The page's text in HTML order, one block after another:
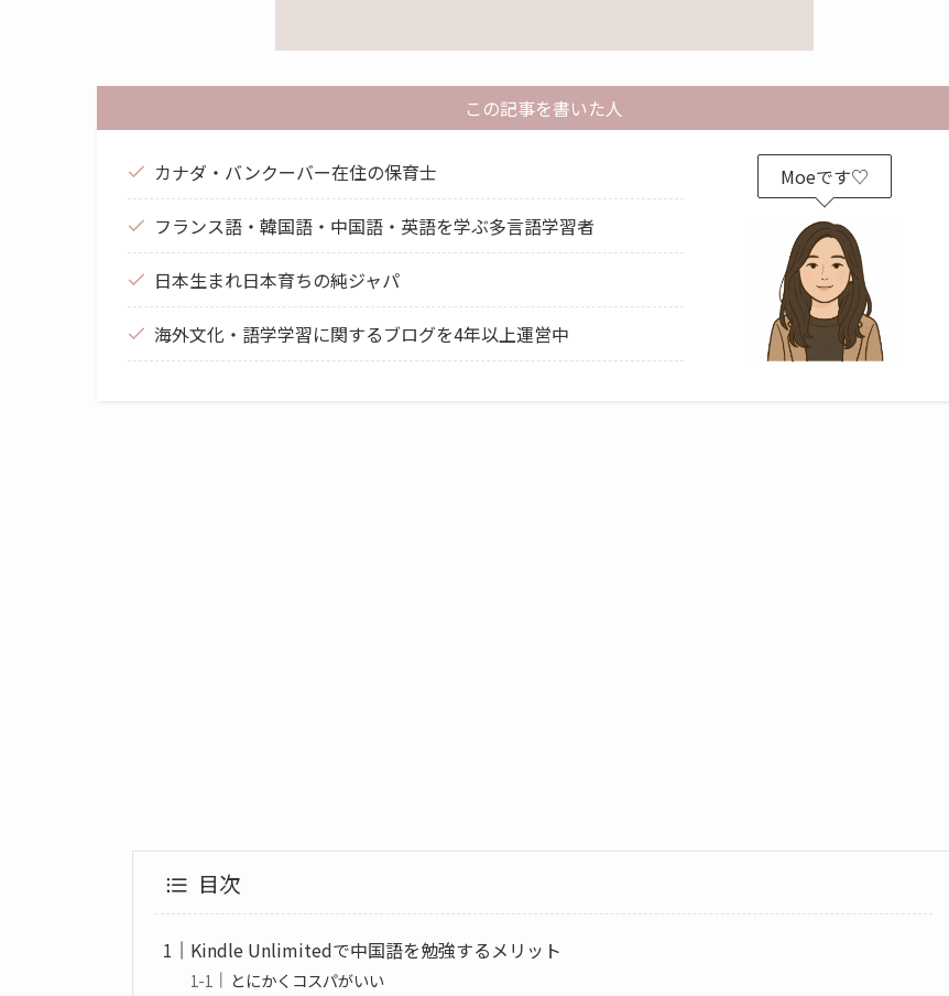
この記事を書いた人
カナダ・バンクーバー在住の保育士
フランス語・韓国語・中国語・英語を学ぶ多言語学習者
日本生まれ日本育ちの純ジャパ
海外文化・語学学習に関するブログを4年以上運営中
Moeです♡
目次
Kindle Unlimitedで中国語を勉強するメリット
とにかくコスパがいい